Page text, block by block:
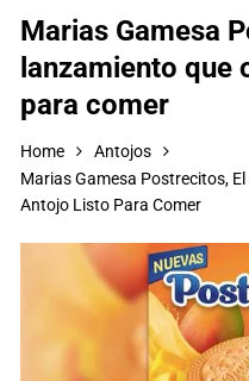
Marias Gamesa
lanzamiento que
para comer
Home
Antojos
Marias Gamesa Postrecitos,
Antojo Listo Para Comer